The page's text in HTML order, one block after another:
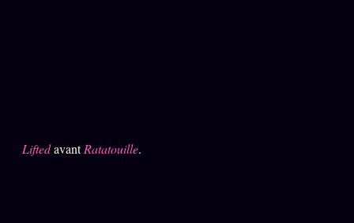
LiftedavantRatatouille.